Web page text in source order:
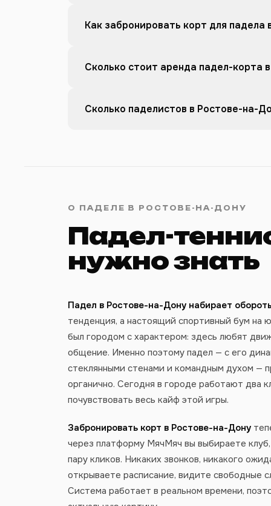
Как забронировать корт для падела
Сколько стоит аренда падел-корта
Сколько паделистов в Ростове-на-
О ПАДЕЛЕ В РОСТОВЕ-НА-ДОНУ
Падел-
нужно знать
Падел в Ростове-на-Дону набирает
тенденция, а настоящий спортивный бум на
был городом с характером: здесь любят
общение. Именно поэтому падел — с его
стеклянными стенами и командным духом —
органично. Сегодня в городе работают два
почувствовать весь кайф этой игры.
Забронировать корт в Ростове-на-Дону
через платформу МячМяч вы выбираете
пару кликов. Никаких звонков, никакого
открываете расписание, видите свободные
Система работает в реальном времени,